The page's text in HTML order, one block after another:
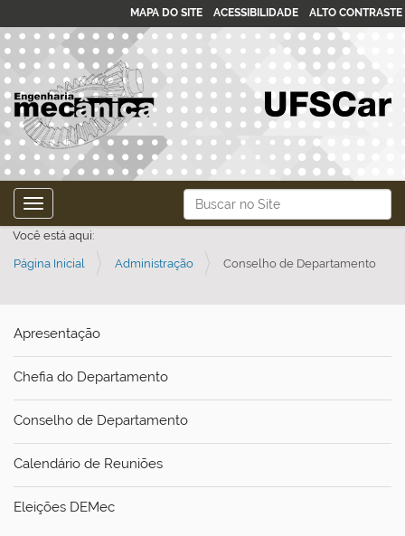
Busca
Busca Avançada…
MAPA DO SITE ACESSIBILIDADE ALTO CONTRASTE
Toggle navigation
Você está aqui:
Página Inicial Administração Conselho de Departamento
Apresentação
Chefia do Departamento
Conselho de Departamento
Calendário de Reuniões
Eleições DEMec